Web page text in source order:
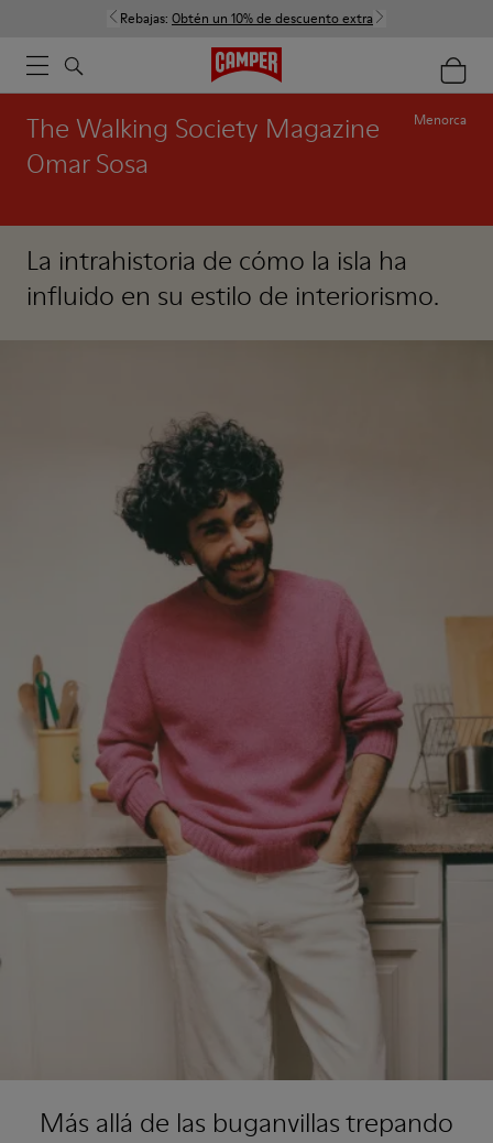
Rebajas: Obtén un 10% de descuento extra
The Walking Society Magazine
Omar Sosa
Menorca
La intrahistoria de cómo la isla ha
influido en su estilo de interiorismo.
Más allá de las buganvillas trepando